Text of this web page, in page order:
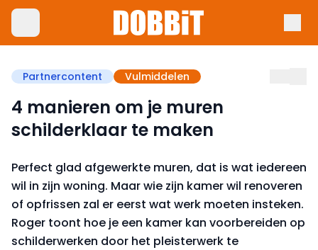
Partnercontent Vulmiddelen
4 manieren om je muren
schilderklaar te maken
Perfect glad afgewerkte muren, dat is wat iedereen
wil in zijn woning. Maar wie zijn kamer wil renoveren
of opfrissen zal er eerst wat werk moeten insteken.
Roger toont hoe je een kamer kan voorbereiden op
schilderwerken door het pleisterwerk te